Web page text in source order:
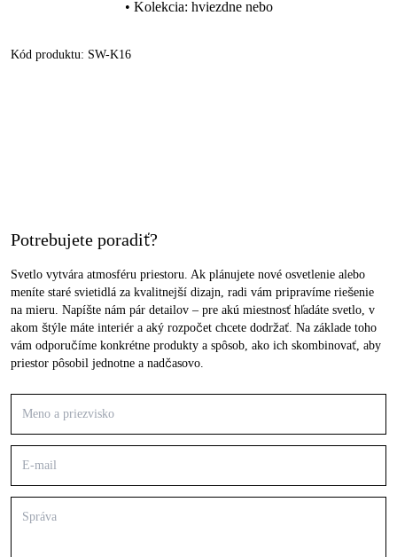
• Kolekcia: hviezdne nebo
Kód produktu: SW-K16
Potrebujete poradiť?
Svetlo vytvára atmosféru priestoru. Ak plánujete nové osvetlenie alebo
meníte staré svietidlá za kvalitnejší dizajn, radi vám pripravíme riešenie
na mieru. Napíšte nám pár detailov – pre akú miestnosť hľadáte svetlo, v
akom štýle máte interiér a aký rozpočet chcete dodržať. Na základe toho
vám odporučíme konkrétne produkty a spôsob, ako ich skombinovať, aby
priestor pôsobil jednotne a nadčasovo.